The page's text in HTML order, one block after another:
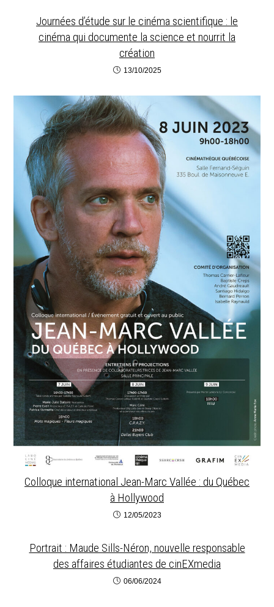
Journées d’étude sur le cinéma scientifique : le
cinéma qui documente la science et nourrit la
création
13/10/2025
Colloque international Jean-Marc Vallée : du Québec
à Hollywood
12/05/2023
Portrait : Maude Sills-Néron, nouvelle responsable
des affaires étudiantes de cinEXmedia
06/06/2024